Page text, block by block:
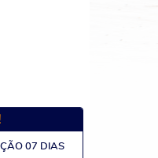
07 DIAS